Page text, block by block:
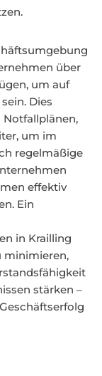
über
um auf
Dies
um im
regelmäßige
effektiv
Ein
in Krailling
minimieren,
stärken –